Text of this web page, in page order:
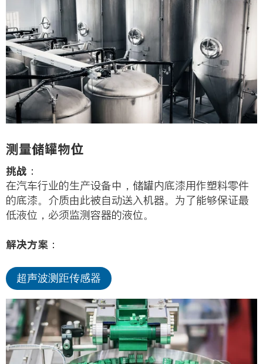
测量储罐物位
挑战：
在汽车行业的生产设备中，储罐内底漆用作塑料零件
的底漆。介质由此被自动送入机器。为了能够保证最
低液位，必须监测容器的液位。
解决方案：
超声波测距传感器